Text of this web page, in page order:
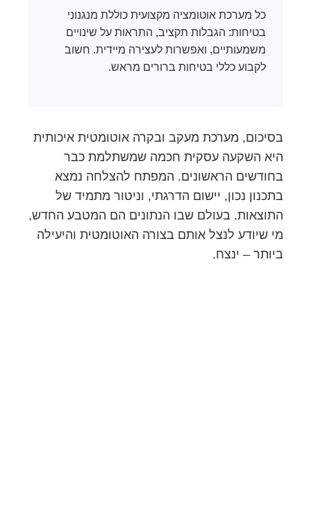
כל מערכת אוטומציה מקצועית כוללת מנגנוני
בטיחות: הגבלות תקציב, התראות על שינויים
משמעותיים, ואפשרות לעצירה מיידית. חשוב
לקבוע כללי בטיחות ברורים מראש.
בסיכום, מערכת מעקב ובקרה אוטומטית איכותית
היא השקעה עסקית חכמה שמשתלמת כבר
בחודשים הראשונים. המפתח להצלחה נמצא
בתכנון נכון, יישום הדרגתי, וניטור מתמיד של
התוצאות. בעולם שבו הנתונים הם המטבע החדש,
מי שיודע לנצל אותם בצורה האוטומטית והיעילה
ביותר – ינצח.